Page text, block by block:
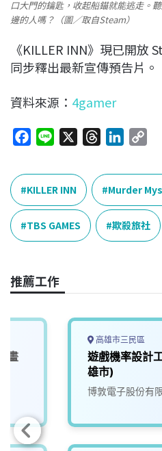
口大門的鑰匙，收起船錨就能逃走。
邊的人嗎？（圖／取自Steam）
《KILLER INN》現已開放
同步釋出最新宣傳預告片。
資料來源： 4gamer
c
e
b
o
o
n
e
r
e
a
d
s
n
k
e
d
I
p
y
L
i
n
KILLER INN Murder
TBS GAMES 欺殺旅社
推薦工作
畫
高雄市三民區
遊戲機率設計
雄市)
博敦電子股份有